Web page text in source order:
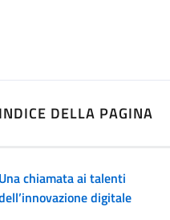
INDICE DELLA PAGINA
Una chiamata ai talenti
digitale